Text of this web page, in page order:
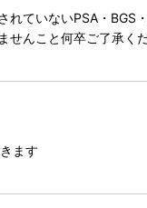
ていないPSA・BGS
せんこと何卒ご了承く
ます